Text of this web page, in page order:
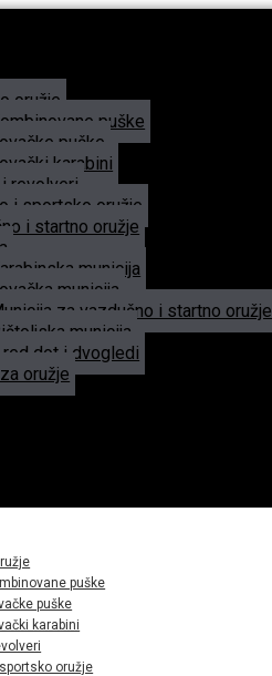
oružje
puške
puške
karabini
revolveri
i sportsko oružje
i startno oružje
municija
municija
za vazdušno i startno oružje
municija
red dot i dvogledi
oružje
puške
puške
karabini
oružje